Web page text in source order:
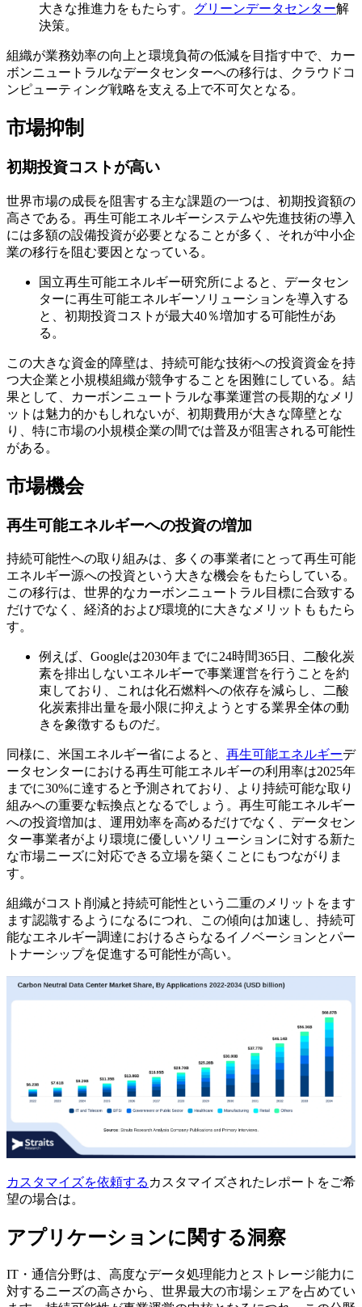
大きな推進力をもたらす。 グリーンデータセンター解
決策。
組織が業務効率の向上と環境負荷の低減を目指す中で、カー
ボンニュートラルなデータセンターへの移行は、クラウドコ
ンピューティング戦略を支える上で不可欠となる。
市場抑制
初期投資コストが高い
世界市場の成長を阻害する主な課題の一つは、初期投資額の
高さである。再生可能エネルギーシステムや先進技術の導入
には多額の設備投資が必要となることが多く、それが中小企
業の移行を阻む要因となっている。
国立再生可能エネルギー研究所によると、データセン
ターに再生可能エネルギーソリューションを導入する
と、初期投資コストが最大40％増加する可能性があ
る。
この大きな資金的障壁は、持続可能な技術への投資資金を持
つ大企業と小規模組織が競争することを困難にしている。結
果として、カーボンニュートラルな事業運営の長期的なメリ
ットは魅力的かもしれないが、初期費用が大きな障壁とな
り、特に市場の小規模企業の間では普及が阻害される可能性
がある。
市場機会
再生可能エネルギーへの投資の増加
持続可能性への取り組みは、多くの事業者にとって再生可能
エネルギー源への投資という大きな機会をもたらしている。
この移行は、世界的なカーボンニュートラル目標に合致する
だけでなく、経済的および環境的に大きなメリットももたら
す。
例えば、Googleは2030年までに24時間365日、二酸化炭
素を排出しないエネルギーで事業運営を行うことを約
束しており、これは化石燃料への依存を減らし、二酸
化炭素排出量を最小限に抑えようとする業界全体の動
きを象徴するものだ。
同様に、米国エネルギー省によると、 再生可能エネルギーデ
ータセンターにおける再生可能エネルギーの利用率は2025年
までに30%に達すると予測されており、より持続可能な取り
組みへの重要な転換点となるでしょう。再生可能エネルギー
への投資増加は、運用効率を高めるだけでなく、データセン
ター事業者がより環境に優しいソリューションに対する新た
な市場ニーズに対応できる立場を築くことにもつながりま
す。
組織がコスト削減と持続可能性という二重のメリットをます
ます認識するようになるにつれ、この傾向は加速し、持続可
能なエネルギー調達におけるさらなるイノベーションとパー
トナーシップを促進する可能性が高い。
カスタマイズを依頼する カスタマイズされたレポートをご希
望の場合は。
アプリケーションに関する洞察
IT・通信分野は、高度なデータ処理能力とストレージ能力に
対するニーズの高さから、世界最大の市場シェアを占めてい